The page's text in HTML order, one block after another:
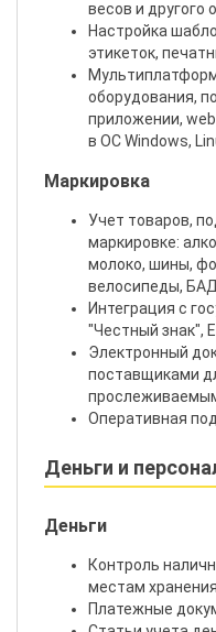
весов и другого
Настройка
этикеток,
оборудования,
приложении,
в ОС Windows,
Маркировка
Учет товаров,
маркировке:
молоко, шины,
велосипеды,
Интеграция с
"Честный знак",
Электронный
поставщиками
Оперативная
Деньги и
Деньги
Контроль
местам хранения
Платежные